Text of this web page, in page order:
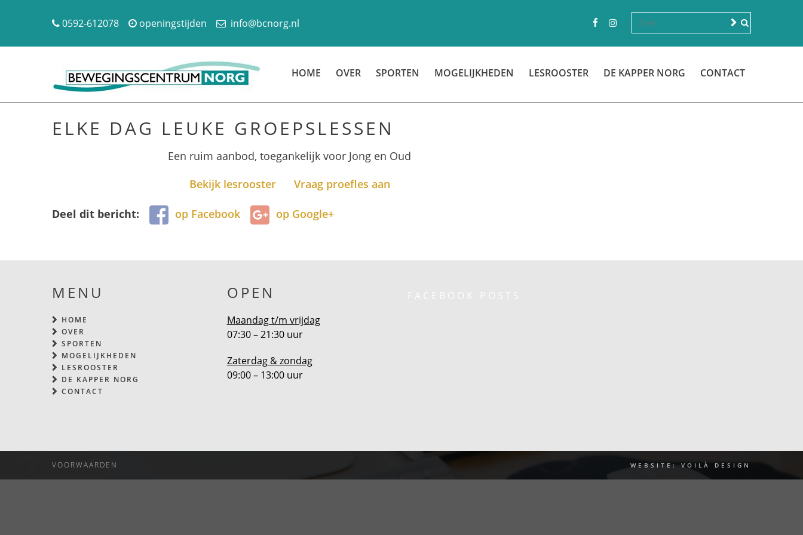
0592-612078 openingstijden info@bcnorg.nl
HOME OVER SPORTEN MOGELIJKHEDEN LESROOSTER DE KAPPER NORG CONTACT
ELKE DAG LEUKE GROEPSLESSEN
Een ruim aanbod, toegankelijk voor Jong en Oud
Bekijk lesrooster
Vraag proefles aan
Deel dit bericht: op Facebook op Google+
MENU
HOME
OVER
SPORTEN
MOGELIJKHEDEN
LESROOSTER
DE KAPPER NORG
CONTACT
OPEN
Maandag t/m vrijdag
07:30 – 21:30 uur
Zaterdag & zondag
09:00 – 13:00 uur
FACEBOOK POSTS
WEBSITE: VOILÀ DESIGN
VOORWAARDEN